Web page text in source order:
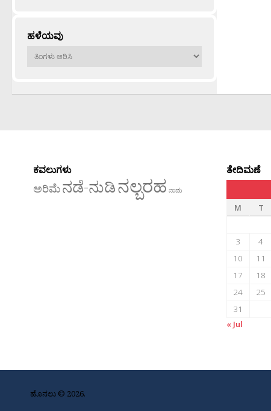
ಹಳೆಯವು
ಹಳೆಯವು
ಕವಲುಗಳು
ಅರಿಮೆನಡೆ-ನುಡಿನಲ್ಬರಹ ನಾಡು
ತೇದಿಮಣೆ
M
T
3
4
10
11
17
18
24
25
31
« Jul
ಹೊನಲು © 2026.